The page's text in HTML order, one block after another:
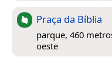
Praça da Bíblia
parque, 460
oeste